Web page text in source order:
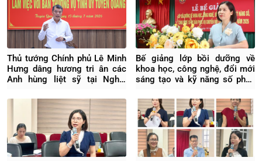
Thủ tướng Chính phủ Lê Minh
Hưng dâng hương tri ân các
Anh hùng liệt sỹ tại Nghĩa
Xuyên
Bế giảng lớp bồi dưỡng về
khoa học, công nghệ, đổi mới
sáng tạo và kỹ năng số phục
K2/2026